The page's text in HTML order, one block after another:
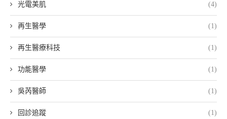
光電美肌 (4)
再生醫學 (1)
再生醫療科技 (1)
功能醫學 (1)
吳芮醫師 (1)
回診追蹤 (1)